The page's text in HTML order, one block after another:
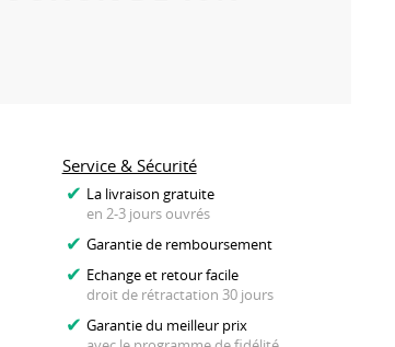
Service & Sécurité
La livraison gratuite
en 2-3 jours ouvrés
Garantie de remboursement
Echange et retour facile
droit de rétractation 30 jours
Garantie du meilleur prix